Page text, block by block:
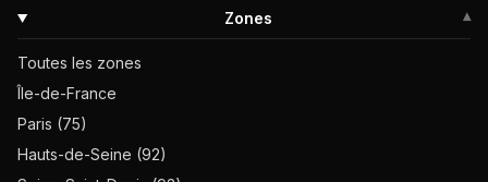
Zones ▾
Toutes les zones
Île-de-France
Paris (75)
Hauts-de-Seine (92)